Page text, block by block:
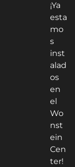
¡Ya
esta
mo
s
inst
alad
os
en
el
Wo
nst
ein
Cen
ter!